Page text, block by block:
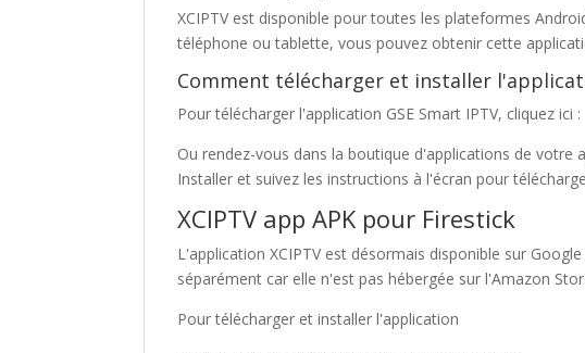
XCIPTV est disponible pour toutes les plateformes
téléphone ou tablette, vous pouvez obtenir cette
Comment télécharger et installer
Pour télécharger l'application GSE Smart IPTV, cliquez ici :
Ou rendez-vous dans la boutique d'applications de votre
Installer et suivez les instructions à l'écran pour
XCIPTV app APK pour Firestick
L'application XCIPTV est désormais disponible sur
séparément car elle n'est pas hébergée sur l'Amazon
Pour télécharger et installer l'application